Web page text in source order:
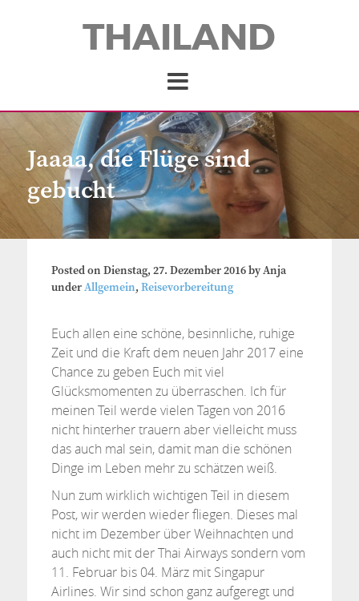
THAILAND
Jaaaa, die Flüge sind
gebucht
Posted on Dienstag, 27. Dezember 2016byAnja
underAllgemein, Reisevorbereitung
Euch allen eine schöne, besinnliche, ruhige
Zeit und die Kraft dem neuen Jahr 2017 eine
Chance zu geben Euch mit viel
Glücksmomenten zu überraschen. Ich für
meinen Teil werde vielen Tagen von 2016
nicht hinterher trauern aber vielleicht muss
das auch mal sein, damit man die schönen
Dinge im Leben mehr zu schätzen weiß.
Nun zum wirklich wichtigen Teil in diesem
Post, wir werden wieder fliegen. Dieses mal
nicht im Dezember über Weihnachten und
auch nicht mit der Thai Airways sondern vom
11. Februar bis 04. März mit Singapur
Airlines. Wir sind schon ganz aufgeregt und